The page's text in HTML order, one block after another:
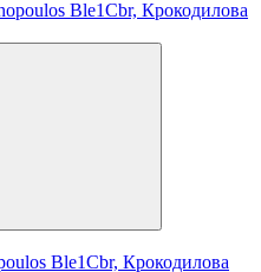
Ble1Cbr, Крокодилова